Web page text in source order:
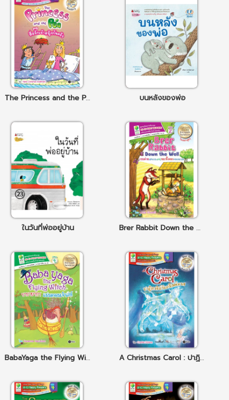
The Princess and the Pea : สื่อรักเจ้าหญิงก้นครัว บนหลังของพ่อ
ในวันที่พ่ออยู่บ้าน Brer Rabbit Down the Well กระต่ายแสนกลผจญหมาจิ้งจอกจอมตะกละ
BabaYaga the Flying Witch บาบายากา แม่มดจอมเจ้าเล่ห์ A Christmas Carol : ปาฏิหาริย์วันคริสต์มาส